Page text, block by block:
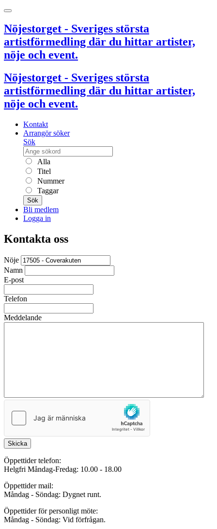
Nöjestorget - Sveriges största
artistförmedling där du hittar artister,
nöje och event.
Nöjestorget - Sveriges största
artistförmedling där du hittar artister,
nöje och event.
Kontakt
Arrangör söker
Sök
Alla
Titel
Nummer
Taggar
Sök
Bli medlem
Logga in
Kontakta oss
Nöje
Namn
E-post
Telefon
Meddelande
Skicka
Öppettider telefon:
Helgfri Måndag-Fredag: 10.00 - 18.00
Öppettider mail:
Måndag - Söndag: Dygnet runt.
Öppettider för personligt möte:
Måndag - Söndag: Vid förfrågan.